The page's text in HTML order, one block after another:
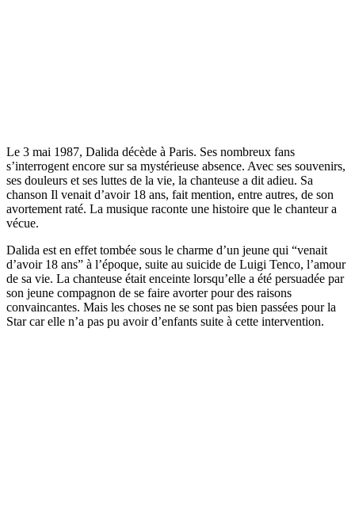
Le 3 mai 1987, Dalida décède à Paris. Ses nombreux fans
s’interrogent encore sur sa mystérieuse absence. Avec ses souvenirs,
ses douleurs et ses luttes de la vie, la chanteuse a dit adieu. Sa
chanson Il venait d’avoir 18 ans, fait mention, entre autres, de son
avortement raté. La musique raconte une histoire que le chanteur a
vécue.
Dalida est en effet tombée sous le charme d’un jeune qui “venait
d’avoir 18 ans” à l’époque, suite au suicide de Luigi Tenco, l’amour
de sa vie. La chanteuse était enceinte lorsqu’elle a été persuadée par
son jeune compagnon de se faire avorter pour des raisons
convaincantes. Mais les choses ne se sont pas bien passées pour la
Star car elle n’a pas pu avoir d’enfants suite à cette intervention.